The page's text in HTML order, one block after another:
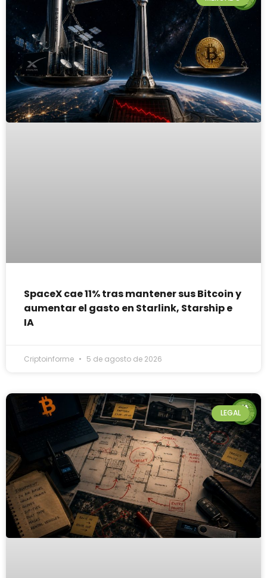
SpaceX cae 11% tras mantener sus Bitcoin y
aumentar el gasto en Starlink, Starship e
IA
Criptoinforme 5 de agosto de 2026
LEGAL